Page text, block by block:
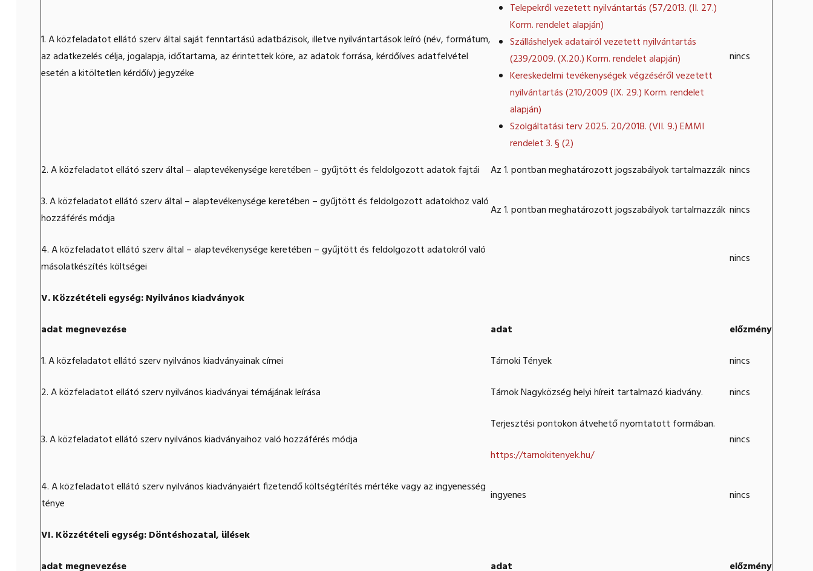
1. A közfeladatot ellátó szerv által saját fenntartású adatbázisok, illetve nyilvántartások leíró (név, formátum,
az adatkezelés célja, jogalapja, időtartama, az érintettek köre, az adatok forrása, kérdőíves adatfelvétel
esetén a kitöltetlen kérdőív) jegyzéke
Telepekről vezetett nyilvántartás (57/2013. (II. 27.)
Korm. rendelet alapján)
Szálláshelyek adatairól vezetett nyilvántartás
(239/2009. (X.20.) Korm. rendelet alapján)
Kereskedelmi tevékenységek végzéséről vezetett
nyilvántartás (210/2009 (IX. 29.) Korm. rendelet
alapján)
Szolgáltatási terv 2025. 20/2018. (VII. 9.) EMMI
rendelet 3. § (2)
nincs
2. A közfeladatot ellátó szerv által – alaptevékenysége keretében – gyűjtött és feldolgozott adatok fajtái Az 1. pontban meghatározott jogszabályok tartalmazzák nincs
3. A közfeladatot ellátó szerv által – alaptevékenysége keretében – gyűjtött és feldolgozott adatokhoz való
hozzáférés módja
Az 1. pontban meghatározott jogszabályok tartalmazzák nincs
4. A közfeladatot ellátó szerv által – alaptevékenysége keretében – gyűjtött és feldolgozott adatokról való
másolatkészítés költségei
nincs
V. Közzétételi egység: Nyilvános kiadványok
adat megnevezése
adat
előzmény
1. A közfeladatot ellátó szerv nyilvános kiadványainak címei
Tárnoki Tények
nincs
2. A közfeladatot ellátó szerv nyilvános kiadványai témájának leírása
Tárnok Nagyközség helyi híreit tartalmazó kiadvány. nincs
3. A közfeladatot ellátó szerv nyilvános kiadványaihoz való hozzáférés módja
Terjesztési pontokon átvehető nyomtatott formában.
https://tarnokitenyek.hu/
nincs
4. A közfeladatot ellátó szerv nyilvános kiadványaiért fizetendő költségtérítés mértéke vagy az ingyenesség
ténye
ingyenes nincs
VI. Közzétételi egység: Döntéshozatal, ülések
adat megnevezése
adat előzmény